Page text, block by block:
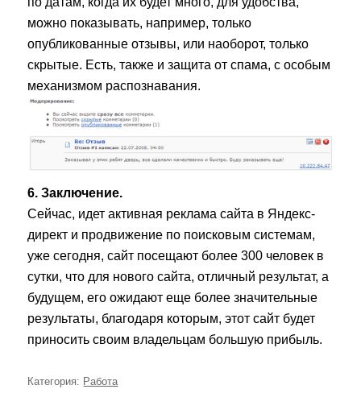
можно показывать, например, только
опубликованные отзывы, или наоборот, только
скрытые. Есть, также и защита от спама, с особым
механизмом распознавания.
6. Заключение.
Сейчас, идет активная реклама сайта в Яндекс-
директ и продвижение по поисковым системам,
уже сегодня, сайт посещают более 300 человек в
сутки, что для нового сайта, отличный результат, а
будущем, его ожидают еще более значительные
результаты, благодаря которым, этот сайт будет
приносить своим владельцам большую прибыль.
Категория: Рубрики
Работа